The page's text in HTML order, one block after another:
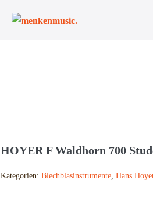
Inhalt
HOYER F Waldhorn 700
Kategorien: Blechblasinstrumente Hans